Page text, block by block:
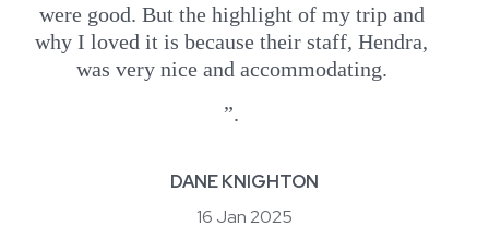
were good. But the highlight of my trip and
why I loved it is because their staff, Hendra,
was very nice and accommodating.
”.
DANE KNIGHTON
16 Jan 2025